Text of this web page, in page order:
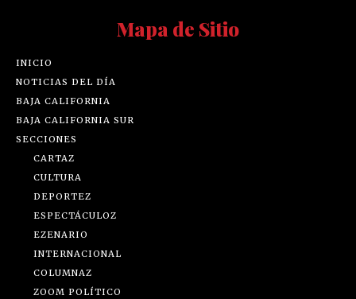
Mapa de Sitio
INICIO
NOTICIAS DEL DÍA
BAJA CALIFORNIA
BAJA CALIFORNIA SUR
SECCIONES
CARTAZ
CULTURA
DEPORTEZ
ESPECTÁCULOZ
EZENARIO
INTERNACIONAL
COLUMNAZ
ZOOM POLÍTICO